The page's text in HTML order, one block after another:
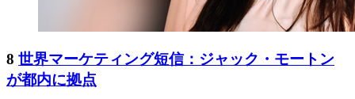
8 世界マーケティング短信：ジャック・モートン
が都内に拠点